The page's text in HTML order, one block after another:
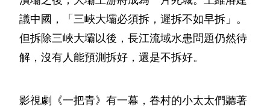
議中國，「三峽大壩必須拆，遲拆不如早拆」。
但拆除三峽大壩以後，長江流域水患問題仍然待
解，沒有人能預測拆好，還是不拆好。
影視劇《一把青》有一幕，眷村的小太太們聽著